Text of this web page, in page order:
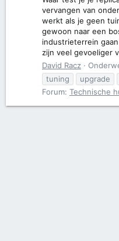
vervangen van
werkt als je geen
gewoon naar een
industrieterrein
zijn veel gevoeliger
David Racz
tuning
upgrade
Forum: Technische